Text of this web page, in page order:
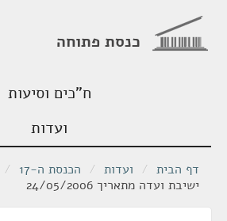
כנסת פתוחה
ח"כים וסיעות
ועדות
דף הבית / ועדות / הכנסת ה-17 /
ישיבת ועדה מתאריך 24/05/2006